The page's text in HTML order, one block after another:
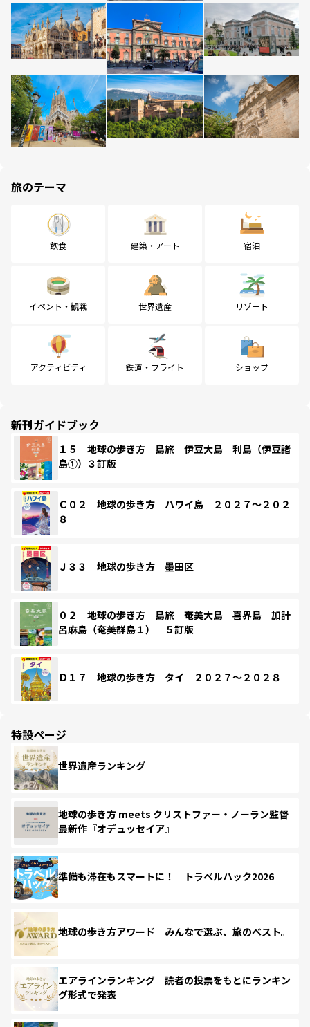
旅のテーマ
飲食 建築・アート 宿泊
イベント・観戦 世界遺産 リゾート
アクティビティ 鉄道・フライト ショップ
新刊ガイドブック
１５ 地球の歩き方 島旅 伊豆大島 利島（伊豆諸
島①）３訂版
Ｃ０２ 地球の歩き方 ハワイ島 ２０２７～２０２
８
Ｊ３３ 地球の歩き方 墨田区
０２ 地球の歩き方 島旅 奄美大島 喜界島 加計
呂麻島（奄美群島１） ５訂版
Ｄ１７ 地球の歩き方 タイ ２０２７～２０２８
特設ページ
世界遺産ランキング
地球の歩き方 meets クリストファー・ノーラン監督
最新作『オデュッセイア』
準備も滞在もスマートに！ トラベルハック2026
地球の歩き方アワード みんなで選ぶ、旅のベスト。
エアラインランキング 読者の投票をもとにランキン
グ形式で発表